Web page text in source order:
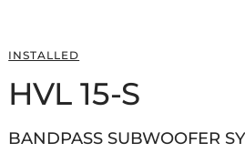
INSTALLED
HVL 15-S
BANDPASS SUBWOOFER